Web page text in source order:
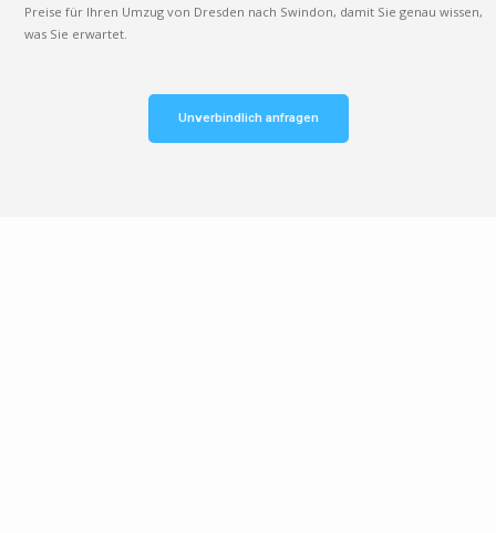
Preise für Ihren Umzug von Dresden nach Swindon, damit Sie genau wissen,
was Sie erwartet.
Unverbindlich anfragen